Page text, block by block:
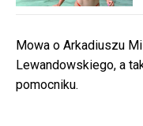
Mowa o Arkadiuszu
Lewandowskiego, a
pomocniku.